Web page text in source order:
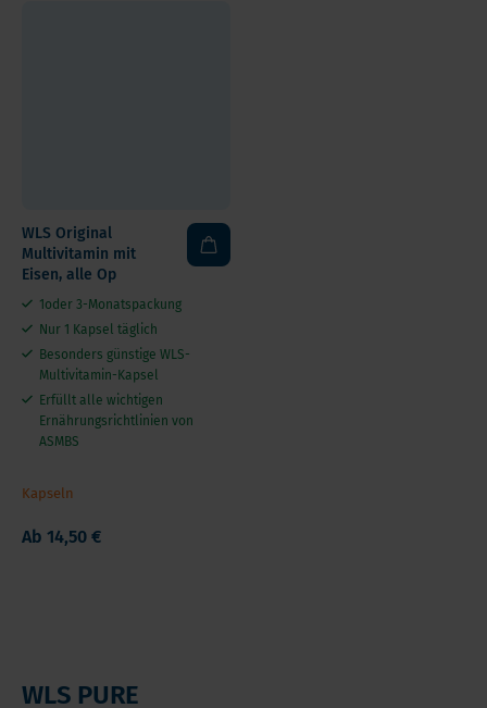
WLS Original
Multivitamin mit
Eisen, alle Op
1oder 3-Monatspackung
Nur 1 Kapsel täglich
Besonders günstige WLS-
Multivitamin-Kapsel
Erfüllt alle wichtigen
Ernährungsrichtlinien von
ASMBS
Kapseln
Ab 14,50 €
WLS PURE